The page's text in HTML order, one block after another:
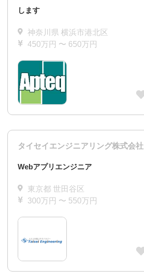
します
神奈川県 横浜市港北区
450万円 〜 650万円
タイセイエンジニアリング株式会社
Webアプリエンジニア
東京都 世田谷区
300万円 〜 550万円